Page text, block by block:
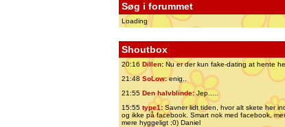
Søg i forummet
Loading
Shoutbox
20:16 Dillen: Nu er der kun fake-dating at hente
21:48 SoLow:enig..
21:55 Den halvblinde:Jep.....
15:55 type1:Savner lidt tiden, hvor alt skete her
og ikke på facebook. Smart nok med facebook,
mere hyggeligt ;0) Daniel